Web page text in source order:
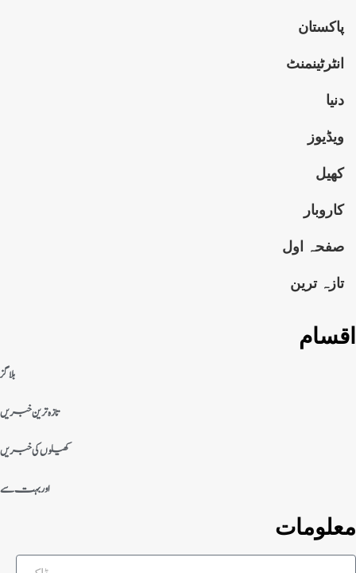
معلومات
اقسام
بلاگز
تازہ ترین خبریں
کھیلوں کی خبریں
اور بہت سے
پاکستان
انٹرٹینمنٹ
دنیا
ویڈیوز
کھیل
کاروبار
صفحہ اول
تازہ ترین